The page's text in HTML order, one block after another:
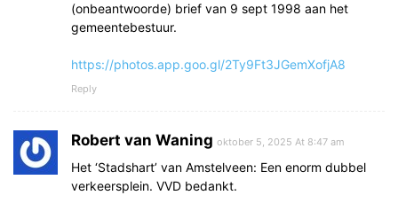
(onbeantwoorde) brief van 9 sept 1998 aan het
gemeentebestuur.
https://photos.app.goo.gl/2Ty9Ft3JGemXofjA8
Reply
Robert van Waning oktober 5, 2025 At 8:47 am
Het ‘Stadshart’ van Amstelveen: Een enorm dubbel
verkeersplein. VVD bedankt.